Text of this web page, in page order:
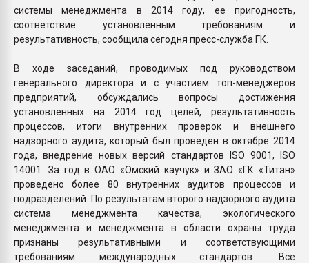
системы менеджмента в 2014 году, ее пригодность,
соответствие установленным требованиям и
результативность, сообщила сегодня пресс-служба ГК.
В ходе заседаний, проводимых под руководством
генерального директора и с участием топ-менеджеров
предприятий, обсуждались вопросы достижения
установленных на 2014 год целей, результативность
процессов, итоги внутренних проверок и внешнего
надзорного аудита, который был проведен в октябре 2014
года, внедрение новых версий стандартов ISO 9001, ISO
14001. За год в ОАО «Омский каучук» и ЗАО «ГК «Титан»
проведено более 80 внутренних аудитов процессов и
подразделений. По результатам второго надзорного аудита
система менеджмента качества, экологического
менеджмента и менеджмента в области охраны труда
признаны результативными и соответствующими
требованиям международных стандартов. Все